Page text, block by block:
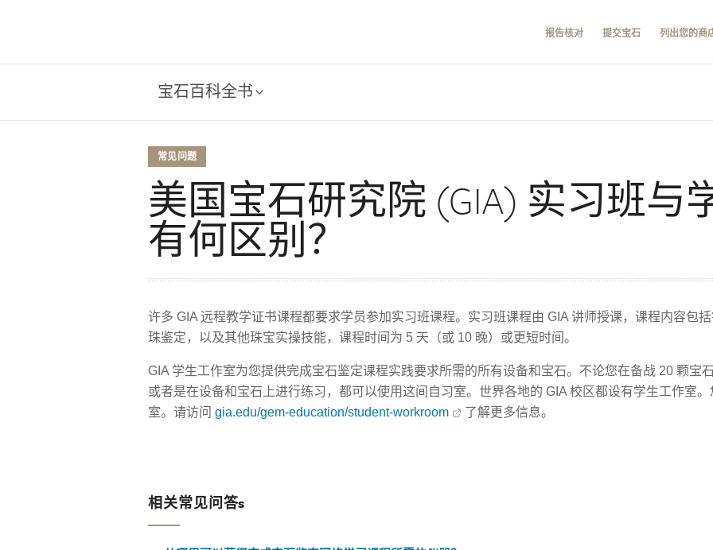
报告核对 提交宝石 列出您的商
宝石百科全书
常见问题
美国宝石研究院 (GIA) 实习班与
有何区别？
许多 GIA 远程教学证书课程都要求学员参加实习班课程。实习班课程由 GIA 讲师授课，课程内容包
珠鉴定，以及其他珠宝实操技能，课程时间为 5 天（或 10 晚）或更短时间。
GIA 学生工作室为您提供完成宝石鉴定课程实践要求所需的所有设备和宝石。不论您在备战 20 颗宝
或者是在设备和宝石上进行练习，都可以使用这间自习室。世界各地的 GIA 校区都设有学生工作室
室。请访问 gia.edu/gem-education/student-workroom 了解更多信息。
相关常见问答s